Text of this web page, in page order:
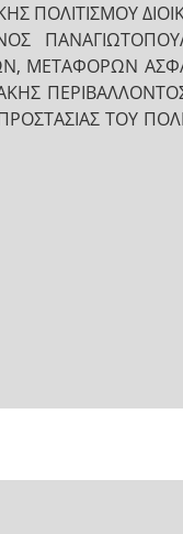
ΠΟΛΙΤΙΣΜΟΥ
ΜΕΤΑΦΟΡΩΝ
ΤΟΥ